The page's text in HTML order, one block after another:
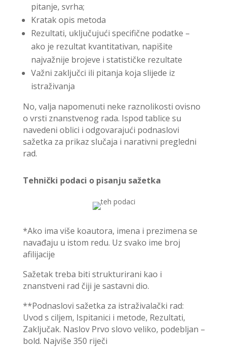
pitanje, svrha;
Kratak opis metoda
Rezultati, uključujući specifične podatke –
ako je rezultat kvantitativan, napišite
najvažnije brojeve i statističke rezultate
Važni zaključci ili pitanja koja slijede iz
istraživanja
No, valja napomenuti neke raznolikosti ovisno
o vrsti znanstvenog rada. Ispod tablice su
navedeni oblici i odgovarajući podnaslovi
sažetka za prikaz slučaja i narativni pregledni
rad.
Tehnički podaci o pisanju sažetka
*Ako ima više koautora, imena i prezimena se
navađaju u istom redu. Uz svako ime broj
afilijacije
Sažetak treba biti strukturirani kao i
znanstveni rad čiji je sastavni dio.
**Podnaslovi sažetka za istraživalački rad:
Uvod s ciljem, Ispitanici i metode, Rezultati,
Zaključak. Naslov Prvo slovo veliko, podebljan –
bold. Najviše 350 riječi